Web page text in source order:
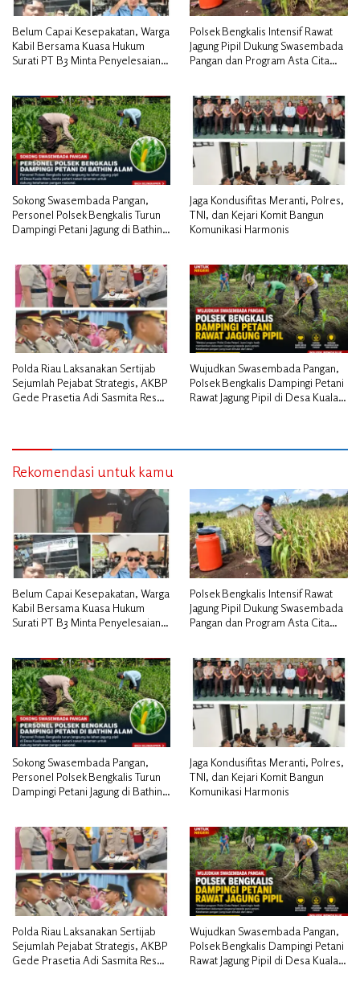
Belum Capai Kesepakatan, Warga
Kabil Bersama Kuasa Hukum
Surati PT B3 Minta Penyelesaian
Polsek Bengkalis Intensif Rawat
Jagung Pipil Dukung Swasembada
Pangan dan Program Asta Cita
Sokong Swasembada Pangan,
Personel Polsek Bengkalis Turun
Dampingi Petani Jagung di Bathin
Jaga Kondusifitas Meranti, Polres,
TNI, dan Kejari Komit Bangun
Komunikasi Harmonis
Polda Riau Laksanakan Sertijab
Sejumlah Pejabat Strategis, AKBP
Gede Prasetia Adi Sasmita Resmi
Wujudkan Swasembada Pangan,
Polsek Bengkalis Dampingi Petani
Rawat Jagung Pipil di Desa Kuala
Rekomendasi untuk kamu
Belum Capai Kesepakatan, Warga
Kabil Bersama Kuasa Hukum
Surati PT B3 Minta Penyelesaian
Polsek Bengkalis Intensif Rawat
Jagung Pipil Dukung Swasembada
Pangan dan Program Asta Cita
Sokong Swasembada Pangan,
Personel Polsek Bengkalis Turun
Dampingi Petani Jagung di Bathin
Jaga Kondusifitas Meranti, Polres,
TNI, dan Kejari Komit Bangun
Komunikasi Harmonis
Polda Riau Laksanakan Sertijab
Sejumlah Pejabat Strategis, AKBP
Gede Prasetia Adi Sasmita Resmi
Wujudkan Swasembada Pangan,
Polsek Bengkalis Dampingi Petani
Rawat Jagung Pipil di Desa Kuala